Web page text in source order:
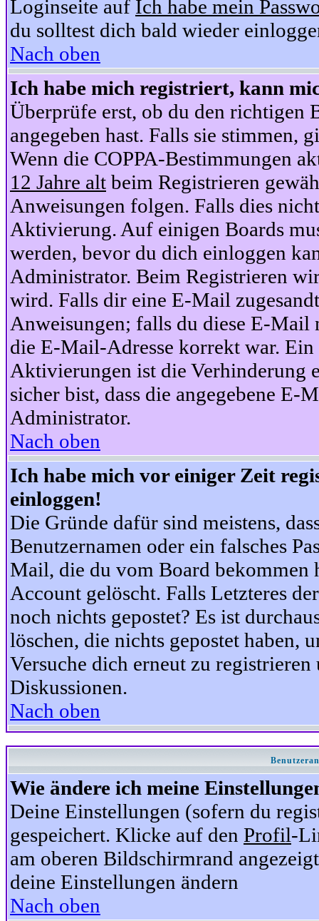
Loginseite auf Ich habe mein
du solltest dich bald wieder
Nach oben
Ich habe mich registriert, kann
Überprüfe erst, ob du den richtigen
angegeben hast. Falls sie stimmen,
Wenn die COPPA-Bestimmungen
12 Jahre alt beim Registrieren
Anweisungen folgen. Falls dies
Aktivierung. Auf einigen Boards
werden, bevor du dich einloggen
Administrator. Beim Registrieren
wird. Falls dir eine E-Mail
Anweisungen; falls du diese E-Mail
die E-Mail-Adresse korrekt war.
Aktivierungen ist die Verhinderung
sicher bist, dass die angegebene
Administrator.
Nach oben
Ich habe mich vor einiger Zeit
einloggen!
Die Gründe dafür sind meistens,
Benutzernamen oder ein falsches
Mail, die du vom Board bekommen
Account gelöscht. Falls Letzteres
noch nichts gepostet? Es ist
löschen, die nichts gepostet haben,
Versuche dich erneut zu
Diskussionen.
Nach oben
Wie ändere ich meine
Deine Einstellungen (sofern du
gespeichert. Klicke auf den Profil-
am oberen Bildschirmrand
deine Einstellungen ändern
Nach oben